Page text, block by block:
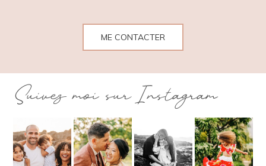
ME CONTACTER
Suivez moi sur Instagram